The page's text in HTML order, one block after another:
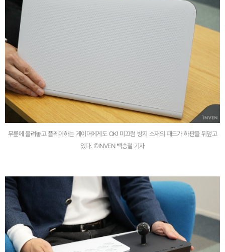
무릎에 올려놓고 플레이하는 게이머에게도 OK! 미끄럼 방지 소재의 패드가 하판을 뒤덮고
있다. ©INVEN 백승철 기자